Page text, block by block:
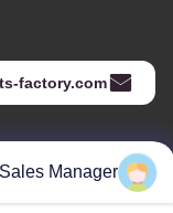
factory.com
Sales Manager